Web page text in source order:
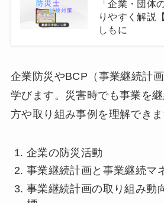
「企業・団体
りやすく解説
しもに
企業防災やBCP（事業継続計
学びます。災害時でも事業を
方や取り組み事例を理解できま
企業の防災活動
事業継続計画と事業継続マ
事業継続計画の取り組み動